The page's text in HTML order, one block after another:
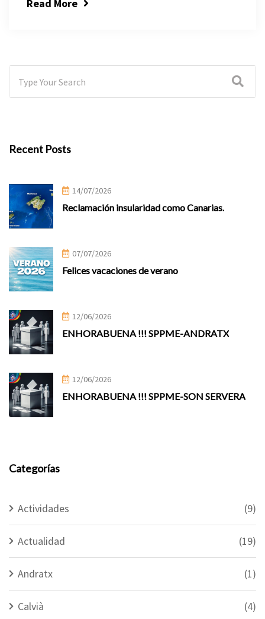
Read More
Recent Posts
14/07/2026
Reclamación insularidad como Canarias.
07/07/2026
Felices vacaciones de verano
12/06/2026
ENHORABUENA !!! SPPME-ANDRATX
12/06/2026
ENHORABUENA !!! SPPME-SON SERVERA
Categorías
Actividades (9)
Actualidad (19)
Andratx (1)
Calvià (4)